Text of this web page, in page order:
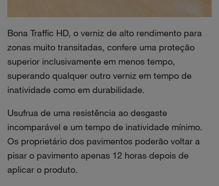
Bona Traffic HD, o verniz de alto rendimento para
zonas muito transitadas, confere uma proteção
superior inclusivamente em menos tempo,
superando qualquer outro verniz em tempo de
inatividade como em durabilidade.
Usufrua de uma resistência ao desgaste
incomparável e um tempo de inatividade mínimo.
Os proprietário dos pavimentos poderão voltar a
pisar o pavimento apenas 12 horas depois de
aplicar o produto.